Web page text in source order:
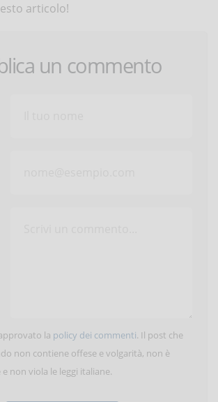
articolo!
un commento
la policy dei commenti. Il post che
non contiene offese e volgarità, non è
non viola le leggi italiane.